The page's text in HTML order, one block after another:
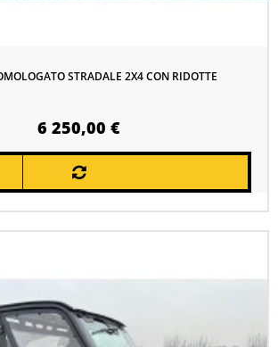
STRADALE 2X4 CON RIDOTTE
6 250,00 €